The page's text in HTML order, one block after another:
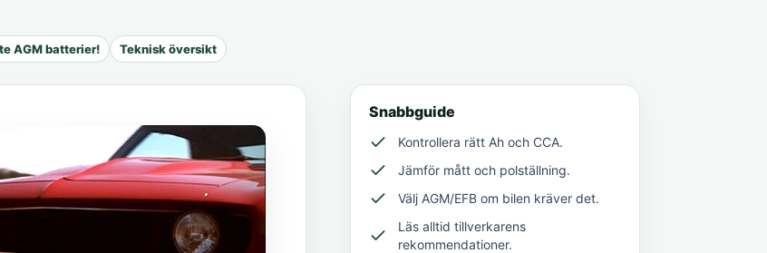
AGM batterier! Teknisk översikt
Snabbguide
Kontrollera rätt Ah och CCA.
Jämför mått och polställning.
Välj AGM/EFB om bilen kräver det.
Läs alltid tillverkarens
rekommendationer.